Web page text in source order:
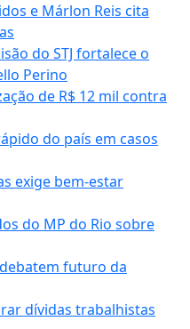
e Márlon Reis cita
do STJ fortalece o
Perino
de R$ 12 mil contra
do país em casos
exige bem-estar
do MP do Rio sobre
futuro da
dívidas trabalhistas